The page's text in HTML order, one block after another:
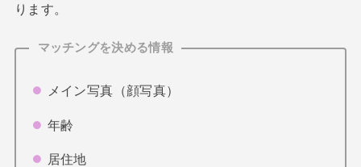
ります。
マッチングを決める情報
メイン写真（顔写真）
年齢
居住地